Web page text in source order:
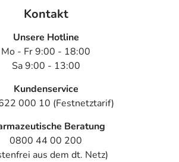
Kontakt
Unsere Hotline
Mo - Fr 9:00 - 18:00
Sa 9:00 - 13:00
Kundenservice
000 10 (Festnetztarif)
Beratung
0800 44 00 200
aus dem dt. Netz)